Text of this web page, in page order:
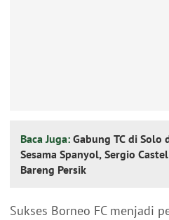
Baca Juga: Gabung TC di Solo
Sesama Spanyol, Sergio
Bareng Persik
Sukses Borneo FC menjadi